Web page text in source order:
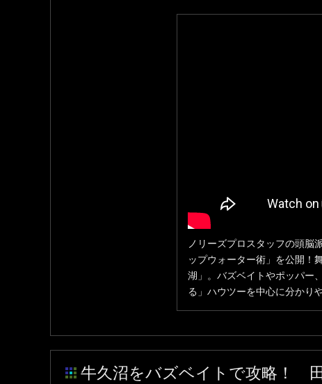
ノリーズプロスタッフの頭脳
ップウォーター術」を公開！
湖」。バズベイトやポッパー
る」ハウツーを中心に分かり
牛久沼をバズベイトで攻略！